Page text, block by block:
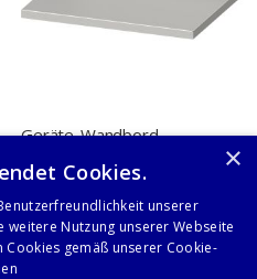
Geräte-Wandbord
Seite
Sie lesen gerade
1 Seite
2 Seite
Weiter
×
Cookies.
unserer
weitere Nutzung unserer Webseite
Cookies gemäß unserer Cookie-